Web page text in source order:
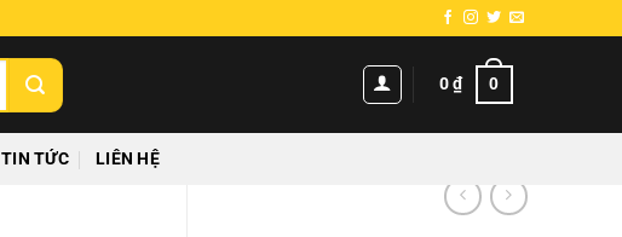
0₫ 0
TIN TỨC LIÊN HỆ